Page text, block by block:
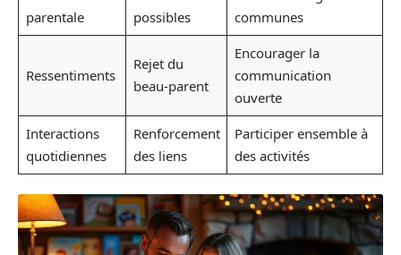
parentale
possibles
communes
Ressentiments
Rejet du
beau-parent
Encourager la
communication
ouverte
Interactions
quotidiennes
Renforcement
des liens
Participer ensemble à
des activités